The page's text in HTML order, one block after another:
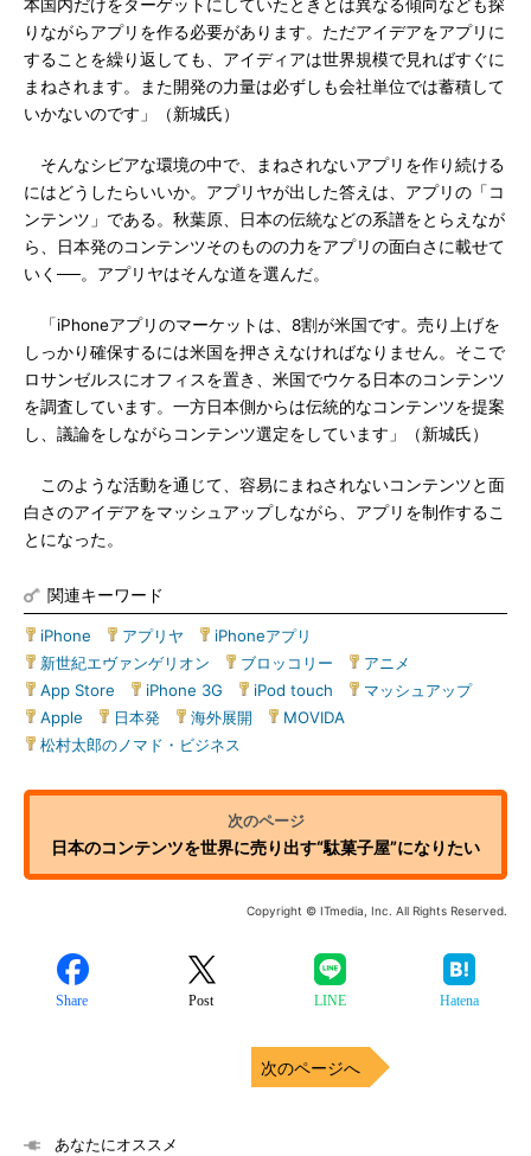
本国内だけをターゲットにしていたときとは異なる傾向なども探
りながらアプリを作る必要があります。ただアイデアをアプリに
することを繰り返しても、アイディアは世界規模で見ればすぐに
まねされます。また開発の力量は必ずしも会社単位では蓄積して
いかないのです」（新城氏）
そんなシビアな環境の中で、まねされないアプリを作り続ける
にはどうしたらいいか。アプリヤが出した答えは、アプリの「コ
ンテンツ」である。秋葉原、日本の伝統などの系譜をとらえなが
ら、日本発のコンテンツそのものの力をアプリの面白さに載せて
いく──。アプリヤはそんな道を選んだ。
「iPhoneアプリのマーケットは、8割が米国です。売り上げを
しっかり確保するには米国を押さえなければなりません。そこで
ロサンゼルスにオフィスを置き、米国でウケる日本のコンテンツ
を調査しています。一方日本側からは伝統的なコンテンツを提案
し、議論をしながらコンテンツ選定をしています」（新城氏）
このような活動を通じて、容易にまねされないコンテンツと面
白さのアイデアをマッシュアップしながら、アプリを制作するこ
とになった。
関連キーワード
iPhone アプリヤ iPhoneアプリ
新世紀エヴァンゲリオン
ブロッコリー アニメ
App Store
iPhone 3G iPod touch マッシュアップ|
Apple
日本発 海外展開 MOVIDA
松村太郎のノマド・ビジネス
日本のコンテンツを世界に売り出す“駄菓子屋”になりたい
Copyright © ITmedia, Inc. All Rights Reserved.
Share Post LINE Hatena
次のページへ
あなたにオススメ